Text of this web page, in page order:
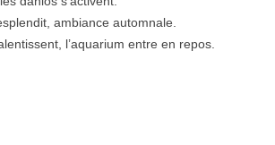
ambiance automnale.
l’aquarium entre en repos.